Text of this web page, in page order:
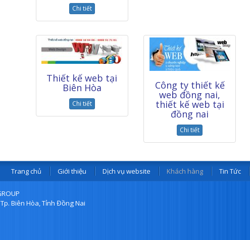
Chi tiết
Thiết kế web tại
Biên Hòa
Chi tiết
Công ty thiết kế
web đồng nai,
thiết kế web tại
đồng nai
Chi tiết
Trang chủ Giới thiệu Dịch vụ website Khách hàng Tin Tức
Biên Hòa, Tỉnh Đồng Nai